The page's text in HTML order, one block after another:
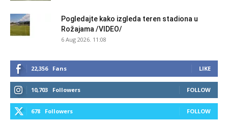
Pogledajte kako izgleda teren stadiona u
Rožajama /VIDEO/
6 Aug 2026. 11:08
22,356 Fans LIKE
10,703 Followers FOLLOW
678 Followers FOLLOW